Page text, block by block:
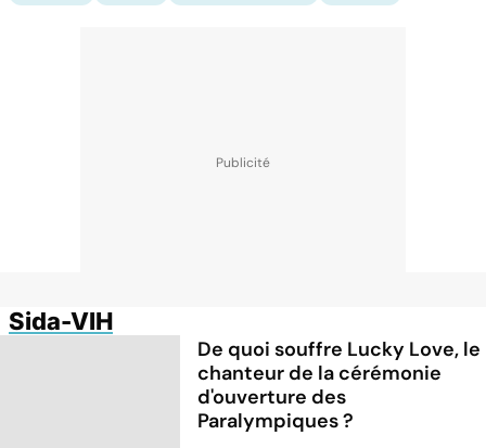
Sida-VIH
De quoi souffre Lucky Love, le
chanteur de la cérémonie
d'ouverture des
Paralympiques ?